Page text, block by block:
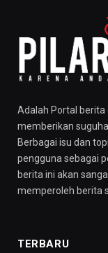
Adalah Portal
memberikan
Berbagai isu dan
pengguna sebagai
berita ini akan
memperoleh berita
TERBARU